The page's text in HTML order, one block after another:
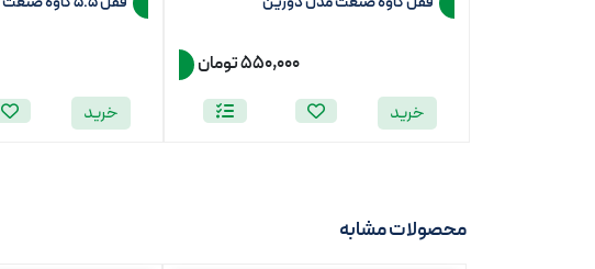
550,000 تومان
خرید
خرید
محصولات مشابه